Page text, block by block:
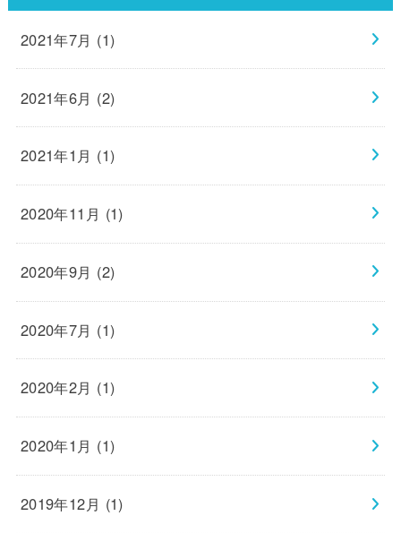
2021年7月 (1)
2021年6月 (2)
2021年1月 (1)
2020年11月 (1)
2020年9月 (2)
2020年7月 (1)
2020年2月 (1)
2020年1月 (1)
2019年12月 (1)